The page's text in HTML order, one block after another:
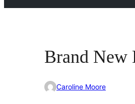
Brand New
Caroline Moore